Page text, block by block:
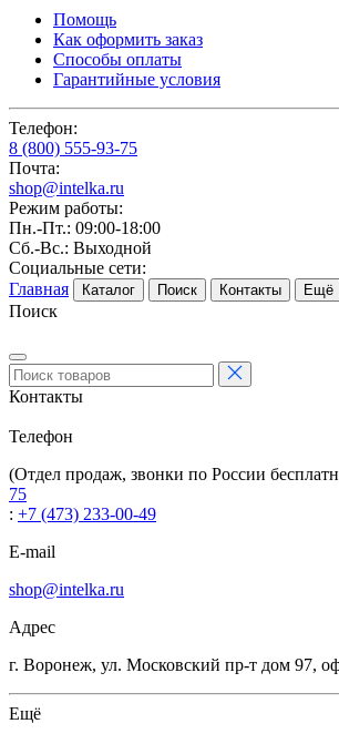
Помощь
Как оформить заказ
Способы оплаты
Гарантийные условия
Телефон:
8 (800) 555-93-75
Почта:
shop@intelka.ru
Режим работы:
Пн.-Пт.: 09:00-18:00
Сб.-Вс.: Выходной
Социальные сети:
Главная
Каталог Поиск Контакты Ещё
Поиск
Контакты
Телефон
(Отдел продаж, звонки по России
75
: +7 (473) 233-00-49
E-mail
shop@intelka.ru
Адрес
г. Воронеж, ул. Московский пр-т дом 97,
Ещё